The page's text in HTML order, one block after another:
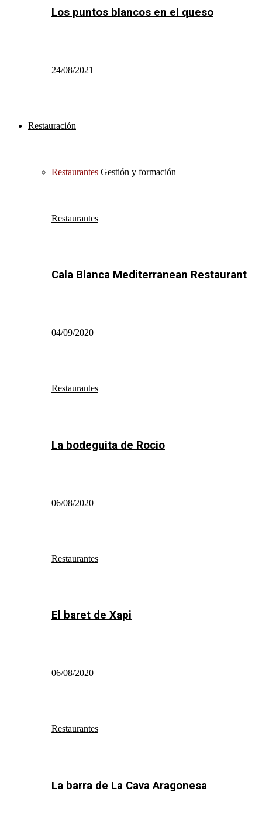
Los puntos blancos en el queso
24/08/2021
Restauración
Restaurantes Gestión y formación
Restaurantes
Cala Blanca Mediterranean Restaurant
04/09/2020
Restaurantes
La bodeguita de Rocio
06/08/2020
Restaurantes
El baret de Xapi
06/08/2020
Restaurantes
La barra de La Cava Aragonesa